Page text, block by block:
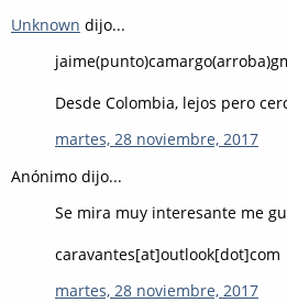
Unknown dijo...
Desde Colombia, lejos pero
martes, 28 noviembre, 2017
Anónimo dijo...
Se mira muy interesante me
caravantes[at]outlook[dot]com
martes, 28 noviembre, 2017